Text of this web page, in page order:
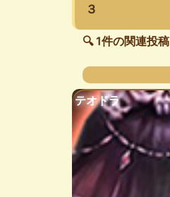
３
🔍 1件の関連投稿
テオドラ